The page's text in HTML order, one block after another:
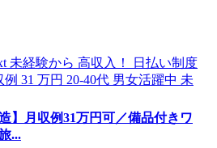
】月収例31万円可／備品付きワ
...